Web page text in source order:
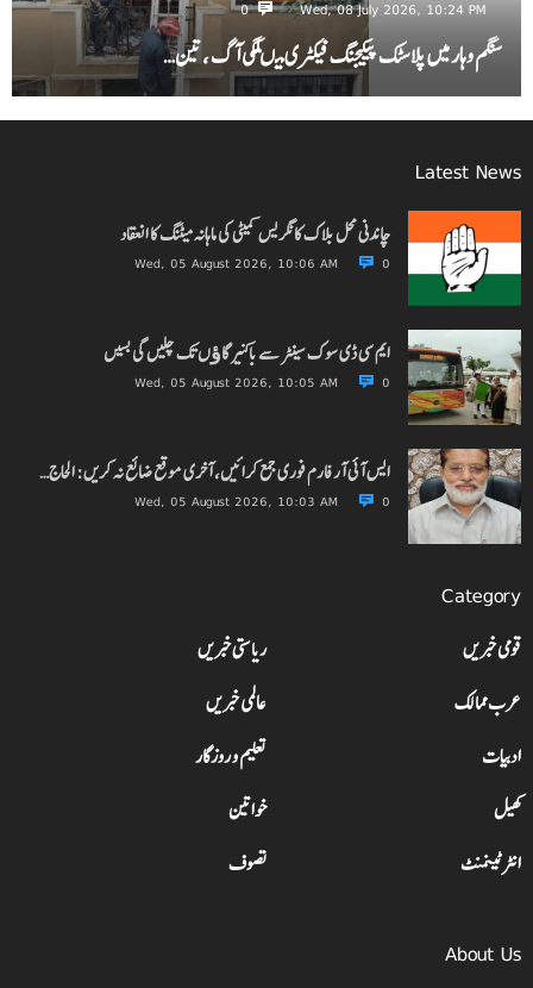
Wed, 08 July 2026, 10:24 PM
0
سنگم وہار میں پلاسٹک پیکیجنگ فیکٹری میںلگی آگ ، تین…
Latest News
چاندنی محل بلاک کانگریس کمیٹی کی ماہانہ میٹنگ کا انعقاد
Wed, 05 August 2026, 10:06 AM 0
ایم سی ڈی سوک سینٹر سے باکنیر گاﺅں تک چلیں گی بسیں
Wed, 05 August 2026, 10:05 AM 0
ایس آئی آر فارم فوری جمع کرائیں، آخری موقع ضائع نہ کریں: الحاج…
Wed, 05 August 2026, 10:03 AM 0
Category
قومی خبریں
ریاستی خبریں
عرب ممالک
عالمی خبریں
ادبیات
تعلیم و روزگار
کھیل
خواتین
انٹرٹینمنٹ
تصوف
About Us